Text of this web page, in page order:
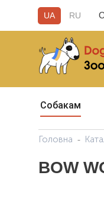
UA RU
Собакам
Головна
BOW